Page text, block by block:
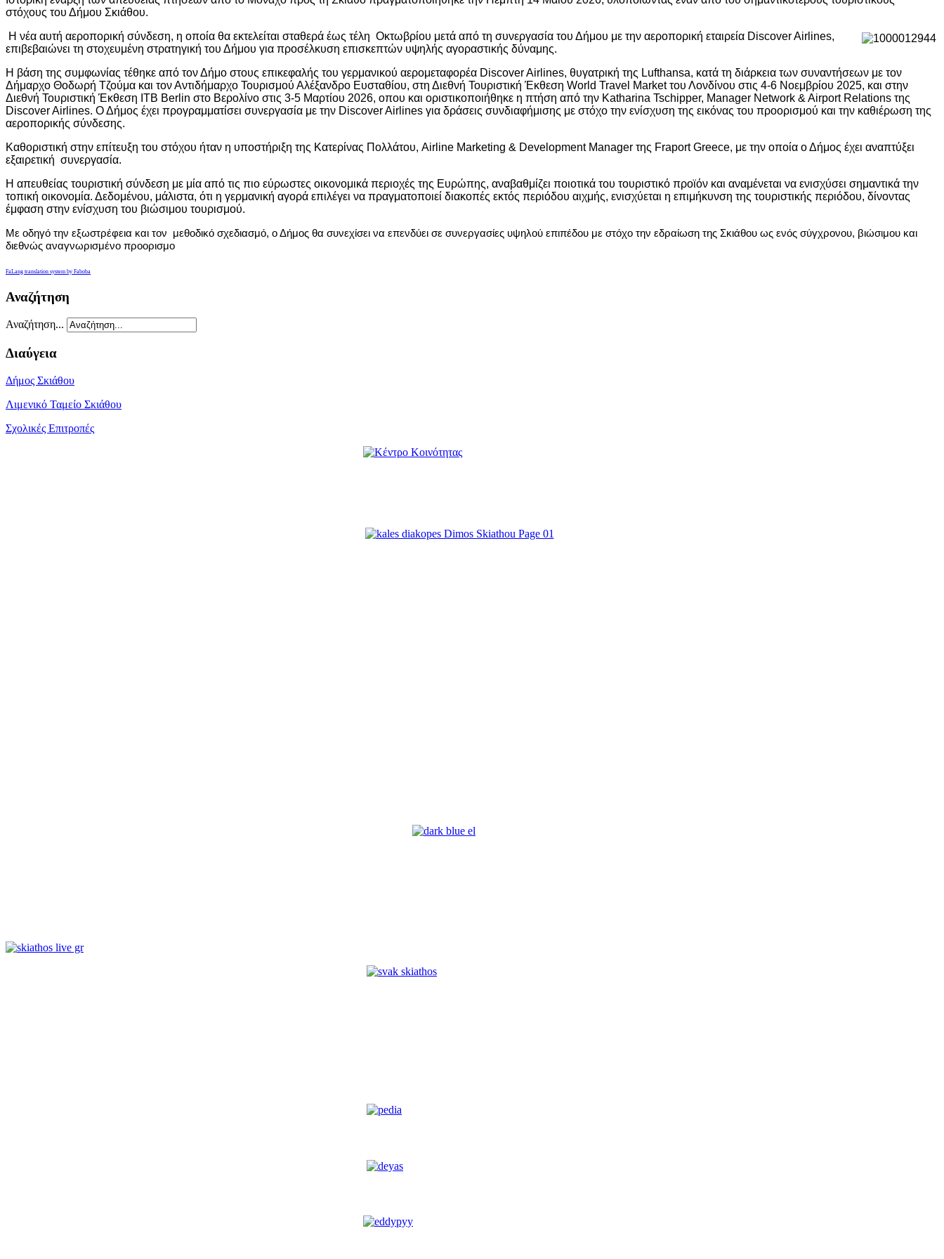
στόχους του Δήμου Σκιάθου.
H νέα αυτή αεροπορική σύνδεση, η οποία θα εκτελείται σταθερά έως τέλη Οκτωβρίου μετά από τη συνεργασία του Δήμου με την αεροπορική εταιρεία DiscoverAirlines,
επιβεβαιώνει τη στοχευμένη στρατηγική του Δήμου για προσέλκυση επισκεπτών υψηλής αγοραστικής δύναμης.
Η βάση της συμφωνίας τέθηκε από τον Δήμο στους επικεφαλής του γερμανικού αερομεταφορέα DiscoverAirlines, θυγατρική της Lufthansa, κατά τη διάρκεια των συναντήσεων με τον
Δήμαρχο Θοδωρή Τζούμα και τον Αντιδήμαρχο Τουρισμού Αλέξανδρο Ευσταθίου, στη Διεθνή Τουριστική Έκθεση World Travel Marketτου Λονδίνου στις 4-6 Νοεμβρίου 2025, και στην
Διεθνή Τουριστική Έκθεση ITB Berlin στο Βερολίνο στις 3-5 Μαρτίου 2026, οπου και οριστικοποιήθηκε η πτήση από την Katharina Tschipper, Manager Network & Airport Relations της
DiscoverAirlines. Ο Δήμος έχει προγραμματίσει συνεργασία με την DiscoverAirlines για δράσεις συνδιαφήμισης με στόχο την ενίσχυση της εικόνας του προορισμού και την καθιέρωση της
αεροπορικής σύνδεσης.
Καθοριστική στην επίτευξη του στόχου ήταν η υποστήριξη της Κατερίνας Πολλάτου, Airline Marketing & Development Manager της Fraport Greece, με την οποία ο Δήμος έχει αναπτύξει
εξαιρετική συνεργασία.
Η απευθείας τουριστική σύνδεση με μία από τις πιο εύρωστες οικονομικά περιοχές της Ευρώπης, αναβαθμίζει ποιοτικά του τουριστικό προϊόν και αναμένεται να ενισχύσει σημαντικά την
τοπική οικονομία. Δεδομένου, μάλιστα, ότι η γερμανική αγορά επιλέγει να πραγματοποιεί διακοπές εκτός περιόδου αιχμής, ενισχύεται η επιμήκυνση της τουριστικής περιόδου, δίνοντας
έμφαση στην ενίσχυση του βιώσιμου τουρισμού.
Με οδηγό την εξωστρέφεια και τον μεθοδικό σχεδιασμό, ο Δήμος θα συνεχίσει να επενδύει σε συνεργασίες υψηλού επιπέδου με στόχο την εδραίωση της Σκιάθου ως ενός σύγχρονου, βιώσιμου και
διεθνώς αναγνωρισμένο προορισμο
FaLang translation system by Faboba
Αναζήτηση
Αναζήτηση...
Διαύγεια
Δήμος Σκιάθου
Λιμενικό Ταμείο Σκιάθου
Σχολικές Επιτροπές